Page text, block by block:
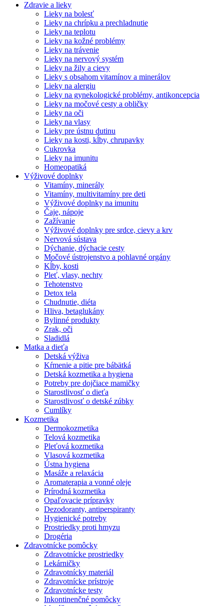
Zdravie a lieky
Lieky na bolesť
Lieky na chrípku a prechladnutie
Lieky na teplotu
Lieky na kožné problémy
Lieky na trávenie
Lieky na nervový systém
Lieky na žily a cievy
Lieky s obsahom vitamínov a minerálov
Lieky na alergiu
Lieky na gynekologické problémy, antikoncepcia
Lieky na močové cesty a obličky
Lieky na oči
Lieky na vlasy
Lieky pre ústnu dutinu
Lieky na kosti, kĺby, chrupavky
Cukrovka
Lieky na imunitu
Homeopatiká
Výživové doplnky
Vitamíny, minerály
Vitamíny, multivitamíny pre deti
Výživové doplnky na imunitu
Čaje, nápoje
Zažívanie
Výživové doplnky pre srdce, cievy a krv
Nervová sústava
Dýchanie, dýchacie cesty
Močové ústrojenstvo a pohlavné orgány
Kĺby, kosti
Pleť, vlasy, nechty
Tehotenstvo
Detox tela
Chudnutie, diéta
Hliva, betaglukány
Bylinné produkty
Zrak, oči
Sladidlá
Matka a dieťa
Detská výživa
Kŕmenie a pitie pre bábätká
Detská kozmetika a hygiena
Potreby pre dojčiace mamičky
Starostlivosť o dieťa
Starostlivosť o detské zúbky
Cumlíky
Kozmetika
Dermokozmetika
Telová kozmetika
Pleťová kozmetika
Vlasová kozmetika
Ústna hygiena
Masáže a relaxácia
Aromaterapia a vonné oleje
Prírodná kozmetika
Opaľovacie prípravky
Dezodoranty, antiperspiranty
Hygienické potreby
Prostriedky proti hmyzu
Drogéria
Zdravotnícke pomôcky
Zdravotnícke prostriedky
Lekárničky
Zdravotnícky materiál
Zdravotnícke prístroje
Zdravotnícke testy
Inkontinenčné pomôcky